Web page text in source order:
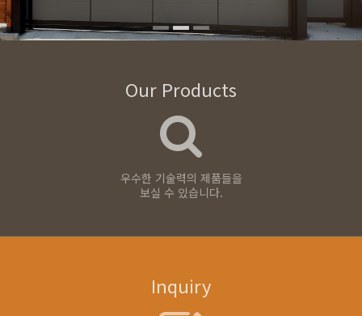
Our Products
우수한 기술력의 제품들을
보실 수 있습니다.
Inquiry